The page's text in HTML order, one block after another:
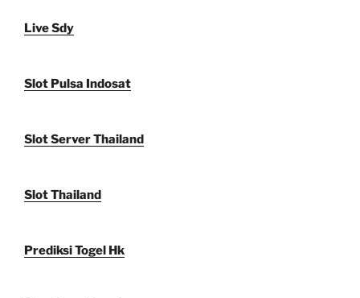
Live Sdy
Slot Pulsa Indosat
Slot Server Thailand
Slot Thailand
Prediksi Togel Hk